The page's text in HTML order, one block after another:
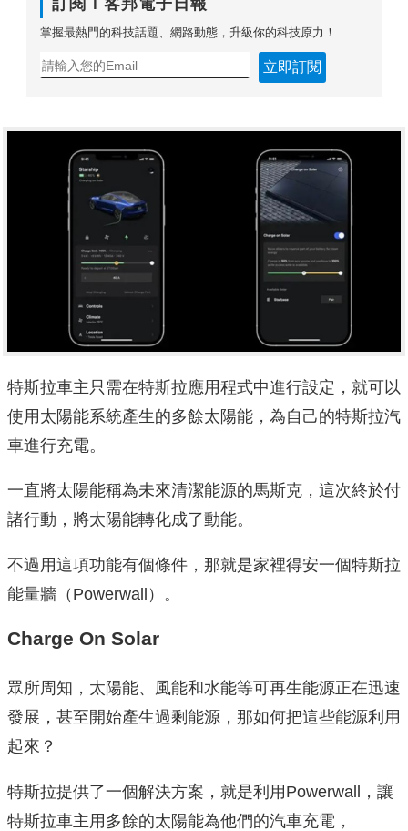
訂閱Ｔ客邦電子日報
掌握最熱門的科技話題、網路動態，升級你的科技原力！
立即訂閱
特斯拉車主只需在特斯拉應用程式中進行設定，就可以
使用太陽能系統產生的多餘太陽能，為自己的特斯拉汽
車進行充電。
一直將太陽能稱為未來清潔能源的馬斯克，這次終於付
諸行動，將太陽能轉化成了動能。
不過用這項功能有個條件，那就是家裡得安一個特斯拉
能量牆（Powerwall）。
Charge On Solar
眾所周知，太陽能、風能和水能等可再生能源正在迅速
發展，甚至開始產生過剩能源，那如何把這些能源利用
起來？
特斯拉提供了一個解決方案，就是利用Powerwall，讓
特斯拉車主用多餘的太陽能為他們的汽車充電，